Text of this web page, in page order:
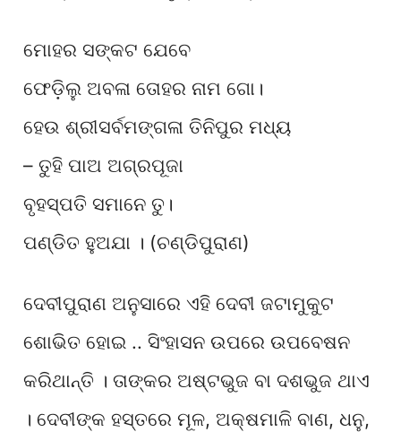
ମୋହର ସଙ୍କଟ ଯେବେ
ଫେଡ଼ିଲୁ ଅବଳା ତୋହର ନାମ ଗୋ।
ହେଉ ଶ୍ରୀସର୍ବମଙ୍ଗଳା ତିନିପୁର ମଧ୍ୟ
– ତୁହି ପାଅ ଅଗ୍ରପୂଜା
ବୃହସ୍ପତି ସମାନେ ତୁ।
ପଣ୍ଡିତ ହୁଅଯା । (ଚଣ୍ଡିପୁରାଣ)
ଦେବୀପୁରାଣ ଅନୁସାରେ ଏହି ଦେବୀ ଜଟାମୁକୁଟ
ଶୋଭିତ ହୋଇ .. ସିଂହାସନ ଉପରେ ଉପବେଷନ
କରିଥାନ୍ତି । ତାଙ୍କର ଅଷ୍ଟଭୁଜ ବା ଦଶଭୁଜ ଥାଏ
। ଦେବୀଙ୍କ ହସ୍ତରେ ମୂଳ, ଅକ୍ଷମାଳି ବାଣ, ଧନୁ,